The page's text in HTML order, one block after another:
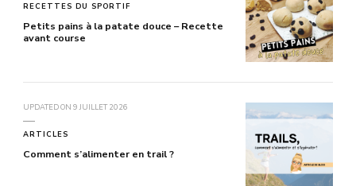
RECETTES DU SPORTIF
Petits pains à la patate douce – Recette
avant course
UPDATED ON 9 JUILLET 2026
ARTICLES
Comment s’alimenter en trail ?